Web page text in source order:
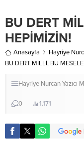
BU DERT
HEPİMİZİN!
Anasayfa Hayriye
BU DERT MİLLİ, BU
Hayriye Nurcan Yazıcı
0 1.171